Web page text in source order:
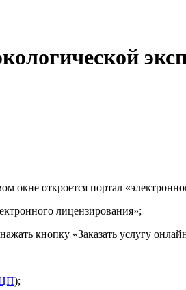
окне откроется портал
лицензирования»;
кнопку «Заказать услугу
);